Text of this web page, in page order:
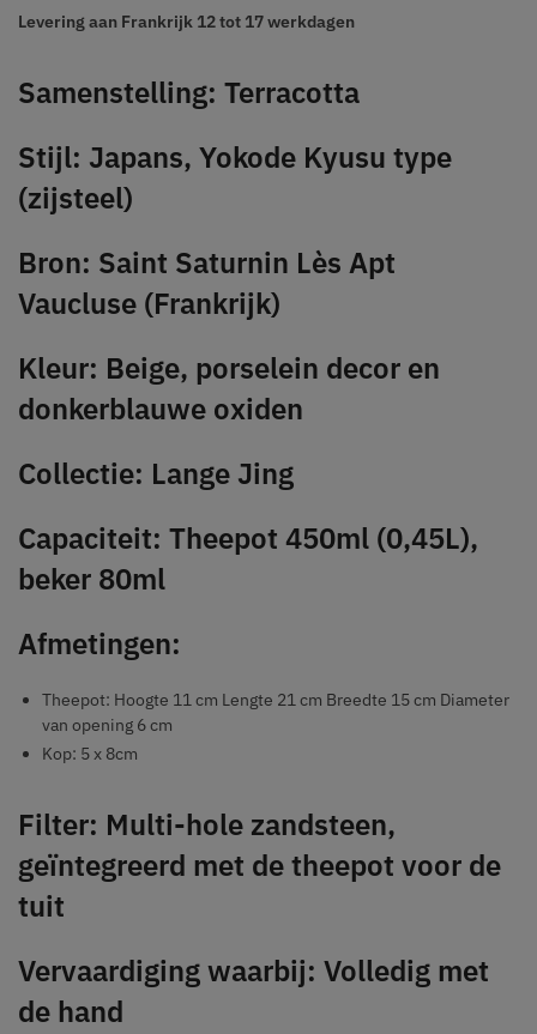
Levering aan Frankrijk 12 tot 17 werkdagen
Samenstelling: Terracotta
Stijl: Japans, Yokode Kyusu type
(zijsteel)
Bron: Saint Saturnin Lès Apt
Vaucluse (Frankrijk)
Kleur: Beige, porselein decor en
donkerblauwe oxiden
Collectie: Lange Jing
Capaciteit: Theepot 450ml (0,45L),
beker 80ml
Afmetingen:
Theepot: Hoogte 11 cm Lengte 21 cm Breedte 15 cm Diameter
van opening 6 cm
Kop: 5 x 8cm
Filter: Multi-hole zandsteen,
geïntegreerd met de theepot voor de
tuit
Vervaardiging waarbij: Volledig met
de hand